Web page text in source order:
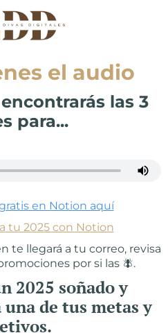
el audio
las 3
para...
en Notion aquí
tu 2025 con Notion
te llegará a tu correo, revisa
por si las 🪰.
2025 soñado y
de tus metas y